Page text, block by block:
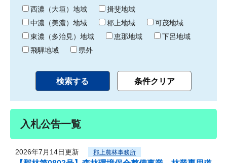
り 西濃（大垣）地域
揖斐地域
中濃（美濃）地域
郡上地域
可茂地域
東濃（多治見）地域
恵那地域
下呂地域
飛騨地域
県外
入札公告一覧
2026年7月14日更新 郡上農林事務所